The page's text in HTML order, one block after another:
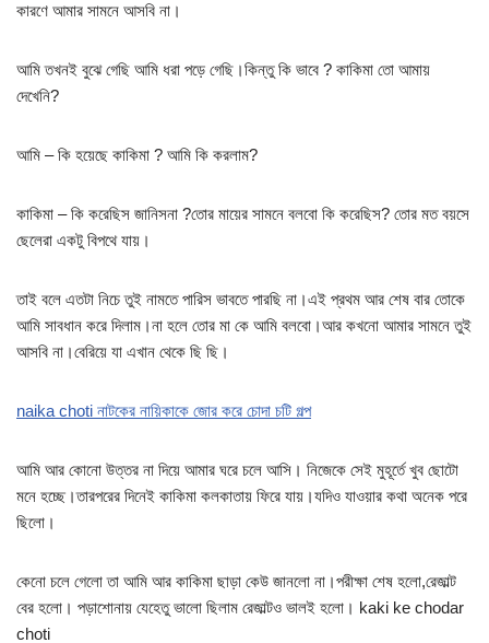
কারণে আমার সামনে আসবি না।
আমি তখনই বুঝে গেছি আমি ধরা পড়ে গেছি।কিন্তু কি ভাবে ? কাকিমা তো আমায়
দেখেনি?
আমি – কি হয়েছে কাকিমা ? আমি কি করলাম?
কাকিমা – কি করেছিস জানিসনা ?তোর মায়ের সামনে বলবো কি করেছিস? তোর মত বয়সে
ছেলেরা একটু বিপথে যায়।
তাই বলে এতটা নিচে তুই নামতে পারিস ভাবতে পারছি না।এই প্রথম আর শেষ বার তোকে
আমি সাবধান করে দিলাম।না হলে তোর মা কে আমি বলবো।আর কখনো আমার সামনে তুই
আসবি না।বেরিয়ে যা এখান থেকে ছি ছি।
naika choti নাটকের নায়িকাকে জোর করে চোদা চটি গল্প
আমি আর কোনো উত্তর না দিয়ে আমার ঘরে চলে আসি। নিজেকে সেই মুহূর্তে খুব ছোটো
মনে হচ্ছে।তারপরের দিনেই কাকিমা কলকাতায় ফিরে যায়।যদিও যাওয়ার কথা অনেক পরে
ছিলো।
কেনো চলে গেলো তা আমি আর কাকিমা ছাড়া কেউ জানলো না।পরীক্ষা শেষ হলো,রেজাল্ট
বের হলো। পড়াশোনায় যেহেতু ভালো ছিলাম রেজাল্টও ভালই হলো। kaki ke chodar
choti